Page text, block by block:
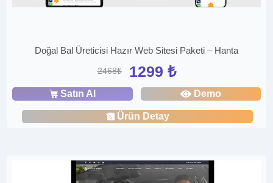
Doğal Bal Üreticisi Hazır Web Sitesi Paketi – Hanta
2468₺ 1299 ₺
Satın Al Demo
Ürün Detay